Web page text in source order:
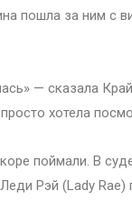
пошла за ним с
— сказала
хотела
поймали. В
Рэй (Lady Rae)